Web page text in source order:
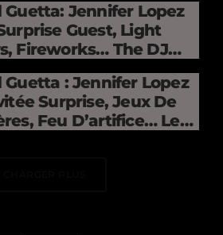
Guetta: Jennifer Lopez
Guest, Light
Fireworks… The DJ
The Stade De
Guetta : Jennifer Lopez
Surprise, Jeux De
Feu D’artifice… Le